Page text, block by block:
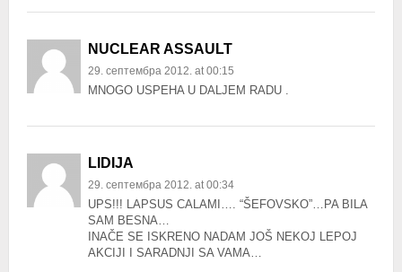
NUCLEAR ASSAULT
29. септембра 2012. at 00:15
MNOGO USPEHA U DALJEM RADU .
LIDIJA
29. септембра 2012. at 00:34
UPS!!! LAPSUS CALAMI…. “ŠEFOVSKO”…PA BILA
SAM BESNA…
INAČE SE ISKRENO NADAM JOŠ NEKOJ LEPOJ
AKCIJI I SARADNJI SA VAMA…